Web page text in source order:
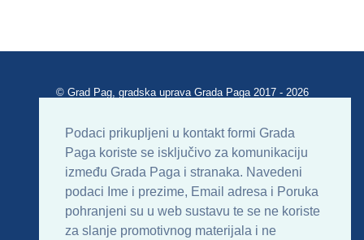
Podaci prikupljeni u kontakt formi Grada
Paga koriste se isključivo za komunikaciju
između Grada Paga i stranaka. Navedeni
podaci Ime i prezime, Email adresa i Poruka
pohranjeni su u web sustavu te se ne koriste
za slanje promotivnog materijala i ne
© Grad Pag, gradska uprava Grada Paga 2017 - 2026
Uvjeti korištenja Impressum
Kontakt
Sitemap
RSS